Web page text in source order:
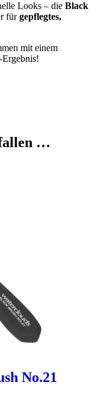
Looks – die Black
fürgepflegtes,
mit einem
…
No.21